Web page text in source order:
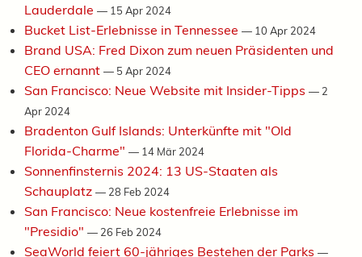
Lauderdale — 15 Apr 2024
Bucket List-Erlebnisse in Tennessee — 10 Apr 2024
Brand USA: Fred Dixon zum neuen Präsidenten und
CEO ernannt — 5 Apr 2024
San Francisco: Neue Website mit Insider-Tipps — 2
Apr 2024
Bradenton Gulf Islands: Unterkünfte mit "Old
Florida-Charme" — 14 Mär 2024
Sonnenfinsternis 2024: 13 US-Staaten als
Schauplatz — 28 Feb 2024
San Francisco: Neue kostenfreie Erlebnisse im
"Presidio" — 26 Feb 2024
SeaWorld feiert 60-jähriges Bestehen der Parks —